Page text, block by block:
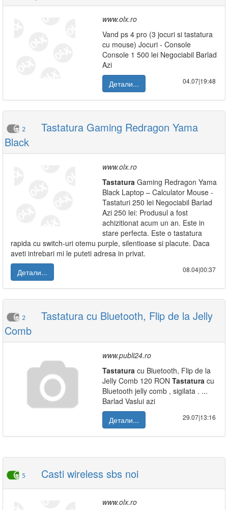
www.olx.ro
Vand ps 4 pro (3 jocuri si tastatura
cu mouse) Jocuri - Console
Console 1 500 lei Negociabil Barlad
Azi
Детали...
04.07|19:48
2
Tastatura Gaming Redragon Yama
Black
www.olx.ro
Tastatura Gaming Redragon Yama
Black Laptop – Calculator Mouse -
Tastaturi 250 lei Negociabil Barlad
Azi 250 lei: Produsul a fost
achizitionat acum un an. Este in
stare perfecta. Este o tastatura
rapida cu switch-uri otemu purple, silentioase si placute. Daca
aveti intrebari mi le puteti adresa in privat.
Детали...
08.04|00:37
2
Tastatura cu Bluetooth, Flip de la Jelly
Comb
www.publi24.ro
Tastatura cu Bluetooth, Flip de la
Jelly Comb 120 RON Tastatura cu
Bluetooth jelly comb , sigilata . ...
Barlad Vaslui azi
Детали...
29.07|13:16
5 Casti wireless sbs noi
www.olx.ro